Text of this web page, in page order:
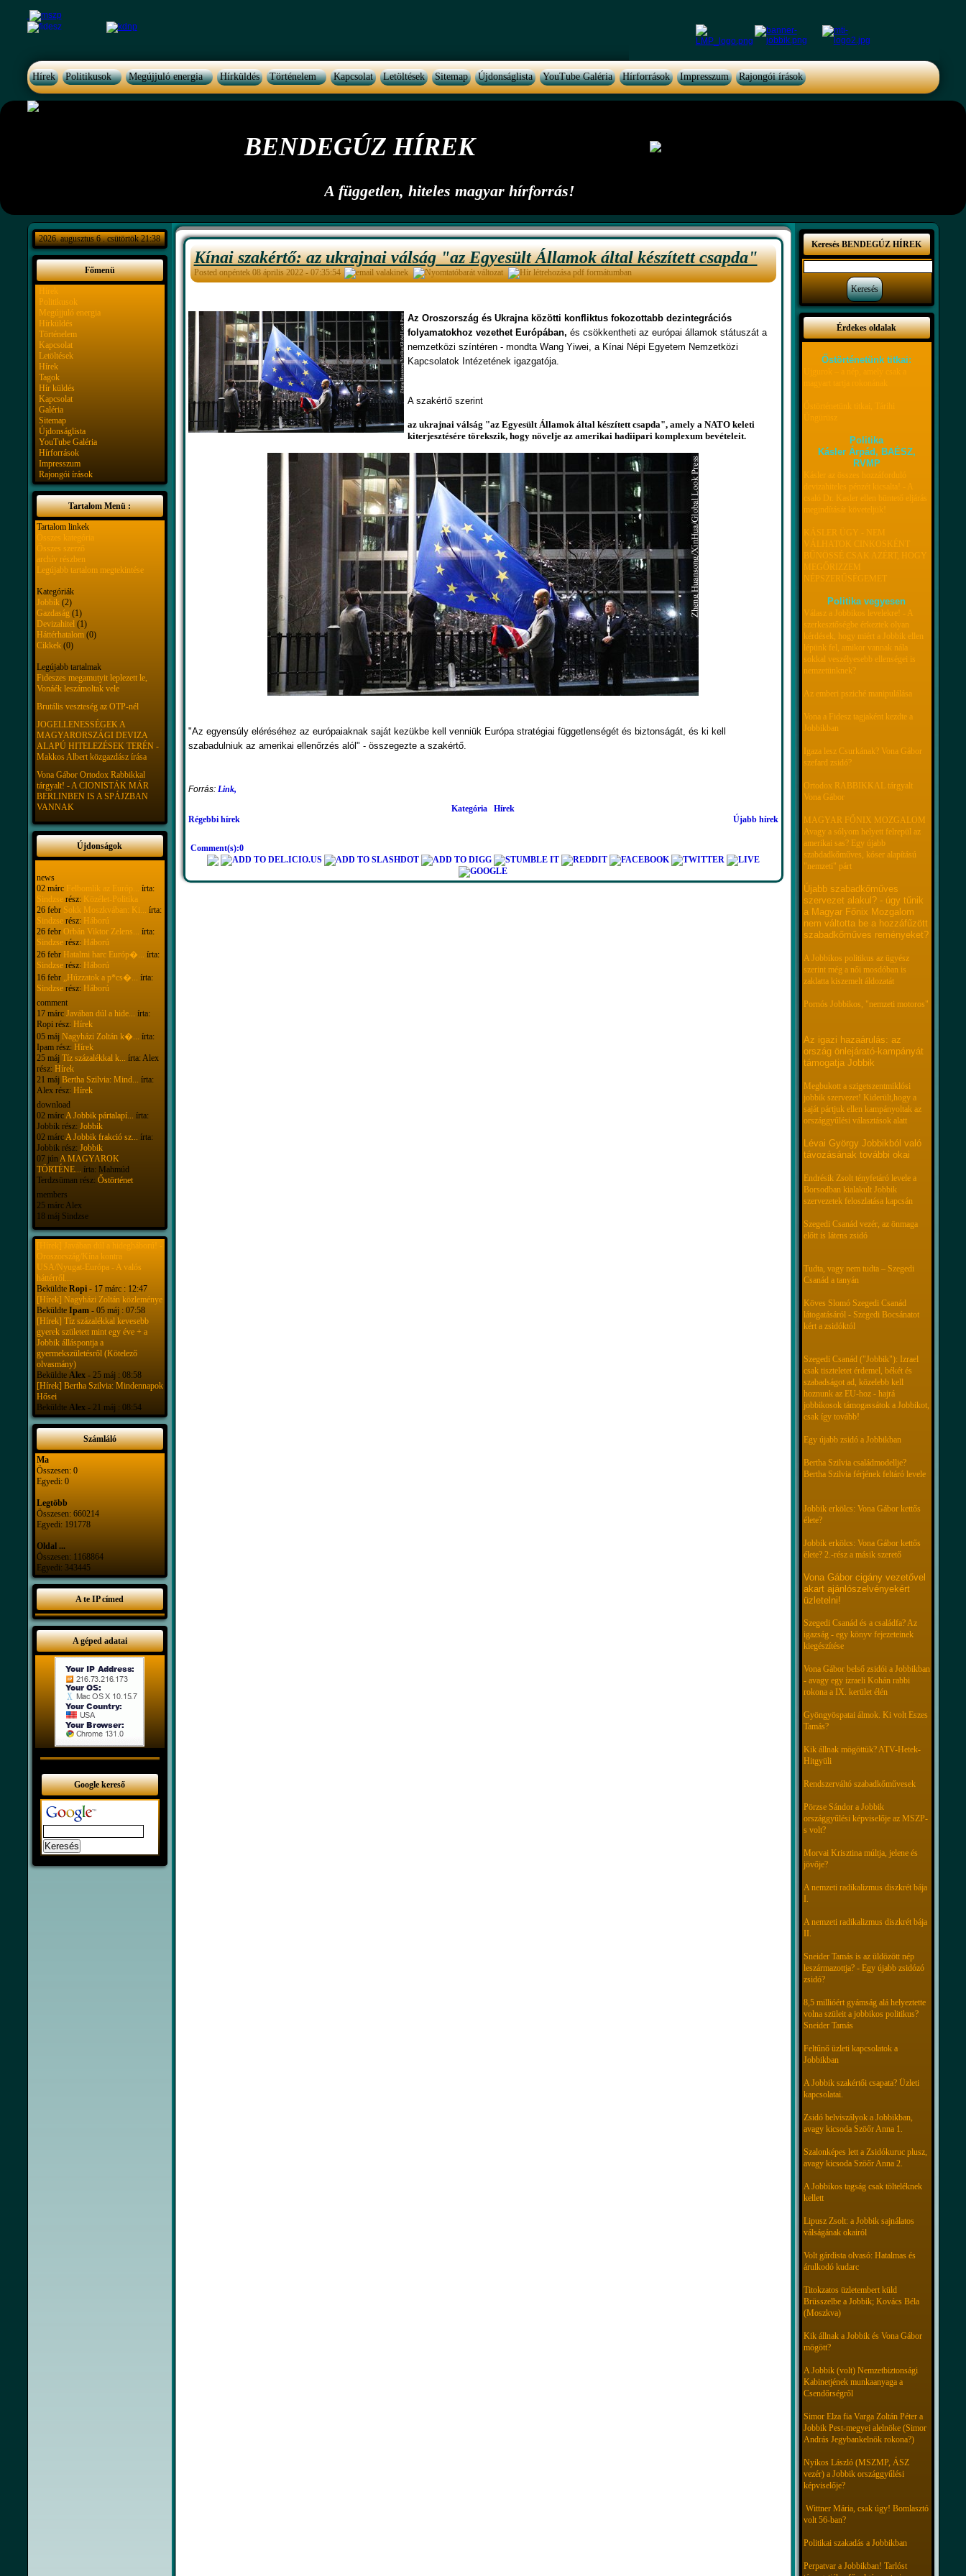
Hírek Politikusok Megújjuló energia Hírküldés Történelem Kapcsolat Letöltések Sitemap Újdonságlista YouTube Galéria Hírforrások Impresszum Rajongói írások
BENDEGÚZ HÍREK
A független, hiteles magyar hírforrás!
2026. augusztus 6 . csütörtök 21:38
Főmenü
Hírek
Politikusok
Megújjuló energia
Hírküldés
Történelem
Kapcsolat
Letöltések
Hírek
Tagok
Hír küldés
Kapcsolat
Galéria
Sitemap
Újdonságlista
YouTube Galéria
Hírforrások
Impresszum
Rajongói írások
Tartalom Menü :
Tartalom linkek
Összes kategória
Összes szerző
archív részben
Legújabb tartalom megtekintése
Kategóriák
Jobbik (2)
Gazdaság (1)
Devizahitel (1)
Háttérhatalom (0)
Cikkek (0)
Legújabb tartalmak
Fideszes megamutyit leplezett le,
Vonáék leszámoltak vele
Brutális veszteség az OTP-nél
JOGELLENESSÉGEK A
MAGYARORSZÁGI DEVIZA
ALAPÚ HITELEZÉSEK TERÉN -
Makkos Albert közgazdász írása
Vona Gábor Ortodox Rabbikkal
tárgyalt! - A CIONISTÁK MÁR
BERLINBEN IS A SPÁJZBAN
VANNAK
Újdonságok
news
02 márc Felbomlik az Európ... írta:
Sindzserész: Közélet-Politika
26 febr Sokk Moszkvában: Ki... írta:
Sindzserész: Háború
26 febr Orbán Viktor Zelens... írta:
Sindzserész: Háború
26 febr Hatalmi harc Európ�... írta:
Sindzserész: Háború
16 febr „Húzzatok a p*cs�... írta:
Sindzserész: Háború
comment
17 márc Javában dúl a hide... írta:
Ropi rész: Hírek
05 máj Nagyházi Zoltán k�... írta:
Ipam rész: Hírek
25 máj Tíz százalékkal k... írta: Alex
rész: Hírek
21 máj Bertha Szilvia: Mind... írta:
Alex rész: Hírek
download
02 márcA Jobbik pártalapí... írta:
Jobbik rész: Jobbik
02 márcA Jobbik frakció sz... írta:
Jobbik rész: Jobbik
07 júnA MAGYAROK
TÖRTÉNE... írta: Mahmúd
Terdzsüman rész: Őstörténet
members
25 márc Alex
18 máj Sindzse
[Hírek] Javában dúl a hidegháború! -
Oroszország/Kína kontra
USA/Nyugat-Európa - A valós
háttérről....
Beküldte Ropi- 17 márc : 12:47
[Hírek] Nagyházi Zoltán közleménye
Beküldte Ipam- 05 máj : 07:58
[Hírek] Tíz százalékkal kevesebb
gyerek született mint egy éve + a
Jobbik álláspontja a
gyermekszületésről (Kötelező
olvasmány)
Beküldte Alex- 25 máj : 08:58
[Hírek] Bertha Szilvia: Mindennapok
Hősei
Beküldte Alex- 21 máj : 08:54
Számláló
Ma
Összesen: 0
Egyedi: 0
Legtöbb
Összesen: 660214
Egyedi: 191778
Oldal ...
Összesen: 1168864
Egyedi: 343445
A te IP címed
A géped adatai
Google kereső
Kínai szakértő: az ukrajnai válság "az Egyesült Államok által készített csapda"
Posted onpéntek 08 április 2022 - 07:35:54
Az Oroszország és Ukrajna közötti konfliktus fokozottabb dezintegrációs
folyamatokhoz vezethet Európában, és csökkentheti az európai államok státuszát a
nemzetközi színtéren - mondta Wang Yiwei, a Kínai Népi Egyetem Nemzetközi
Kapcsolatok Intézetének igazgatója.
A szakértő szerint
az ukrajnai válság "az Egyesült Államok által készített csapda", amely a NATO keleti
kiterjesztésére törekszik, hogy növelje az amerikai hadiipari komplexum bevételeit.
"Az egyensúly eléréséhez az európaiaknak saját kezükbe kell venniük Európa stratégiai függetlenségét és biztonságát, és ki kell
szabadulniuk az amerikai ellenőrzés alól" - összegezte a szakértő.
Forrás: Link,
Kategória
Hírek
Régebbi hírek
Újabb hírek
Comment(s):0
Keresés BENDEGÚZ HÍREK
Érdekes oldalak
Őstörténetünk titkai:
Politika
Kásler Árpád, BAÉSZ,
RVMP
Kásler az összes hozzáforduló
devizahiteles pénzét kicsalta! - A
csaló Dr. Kasler ellen büntető eljárás
megindítását követeljük!
KÁSLER ÜGY - NEM
VÁLHATOK CINKOSKÉNT
BŰNÖSSÉ CSAK AZÉRT, HOGY
MEGŐRIZZEM
NÉPSZERŰSÉGEMET
Politika vegyesen
Válasz a Jobbikos levelekre! - A
szerkesztőségbe érkeztek olyan
kérdések, hogy miért a Jobbik ellen
lépünk fel, amikor vannak nála
sokkal veszélyesebb ellenségei is
nemzetünknek?
Az emberi psziché manipulálása
Vona a Fidesz tagjaként kezdte a
Jobbikban
Igaza lesz Csurkának? Vona Gábor
szefard zsidó?
Ortodox RABBIKKAL tárgyalt
Vona Gábor
MAGYAR FŐNIX MOZGALOM
Avagy a sólyom helyett felrepül az
amerikai sas? Egy újabb
szabdadkőműves, kóser alapítású
"nemzeti" párt
Újabb szabadkőműves
szervezet alakul? - úgy tűnik
a Magyar Főnix Mozgalom
nem váltotta be a hozzáfűzött
szabadkőműves reményeket?
A Jobbikos politikus az ügyész
szerint még a női mosdóban is
zaklatta kiszemelt áldozatát
Pornós Jobbikos, "nemzeti motoros"
Az igazi hazaárulás: az
ország önlejárató-kampányát
támogatja Jobbik
Megbukott a szigetszentmiklósi
jobbik szervezet! Kiderült,hogy a
saját pártjuk ellen kampányoltak az
országgyűlési választások alatt
Lévai György Jobbikból való
távozásának további okai
Endrésik Zsolt tényfetáró levele a
Borsodban kialakult Jobbik
szervezetek feloszlatása kapcsán
Szegedi Csanád vezér, az önmaga
előtt is látens zsidó
Tudta, vagy nem tudta – Szegedi
Csanád a tanyán
Köves Slomó Szegedi Csanád
látogatásáról - Szegedi Bocsánatot
kért a zsidóktól
Szegedi Csanád ("Jobbik"): Izrael
csak tiszteletet érdemel, békét és
szabadságot ad, közelebb kell
hoznunk az EU-hoz - hajrá
jobbikosok támogassátok a Jobbikot,
csak így tovább!
Egy újabb zsidó a Jobbikban
Bertha Szilvia családmodellje?
Bertha Szilvia férjének feltáró levele
Jobbik erkölcs: Vona Gábor kettős
élete?
Jobbik erkölcs: Vona Gábor kettős
élete? 2.-rész a másik szerető
Vona Gábor cigány vezetővel
akart ajánlószelvényekért
üzletelni!
Szegedi Csanád és a családfa? Az
igazság - egy könyv fejezeteinek
kiegészítése
Vona Gábor belső zsidói a Jobbikban
- avagy egy izraeli Kohán rabbi
rokona a IX. kerület élén
Gyöngyöspatai álmok. Ki volt Eszes
Tamás?
Kik állnak mögöttük? ATV-Hetek-
Hitgyüli
Rendszerváltó szabadkőművesek
Pörzse Sándor a Jobbik
országgyűlési képviselője az MSZP-
s volt?
Morvai Krisztina múltja, jelene és
jövője?
A nemzeti radikalizmus diszkrét bája
I.
A nemzeti radikalizmus diszkrét bája
II.
Sneider Tamás is az üldözött nép
leszármazottja? - Egy újabb zsidózó
zsidó?
8,5 millióért gyámság alá helyeztette
volna szüleit a jobbikos politikus?
Sneider Tamás
Feltűnő üzleti kapcsolatok a
Jobbikban
A Jobbik szakértői csapata? Üzleti
kapcsolatai.
Zsidó belviszályok a Jobbikban,
avagy kicsoda Szöőr Anna 1.
Szalonképes lett a Zsidókuruc plusz,
avagy kicsoda Szöőr Anna 2.
A Jobbikos tagság csak tölteléknek
kellett
Lipusz Zsolt: a Jobbik sajnálatos
válságának okairól
Volt gárdista olvasó: Hatalmas és
árulkodó kudarc
Titokzatos üzletembert küld
Brüsszelbe a Jobbik; Kovács Béla
(Moszkva)
Kik állnak a Jobbik és Vona Gábor
mögött?
A Jobbik (volt) Nemzetbiztonsági
Kabinetjének munkaanyaga a
Csendőrségről
Simor Elza fia Varga Zoltán Péter a
Jobbik Pest-megyei alelnöke (Simor
András Jegybankelnök rokona?)
Nyikos László (MSZMP, ÁSZ
vezér) a Jobbik országgyűlési
képviselője?
Wittner Mária, csak úgy! Bomlasztó
volt 56-ban?
Politikai szakadás a Jobbikban
Perpatvar a Jobbikban! Tarlóst